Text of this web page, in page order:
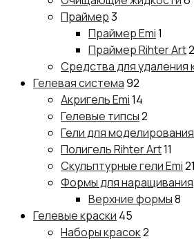
Праймер3
Праймер Emi1
Праймер Rihter Art2
Средства для удаления
Гелевая система92
Акригель Emi14
Гелевые типсы2
Гели для
Полигель Rihter Art11
Скульптурные гели Emi21
Формы для наращивания
Верхние формы8
Гелевые краски 45
Наборы красок2